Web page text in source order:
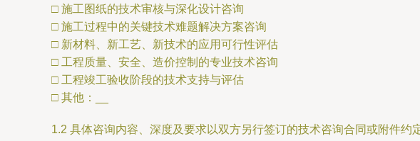
□ 施工图纸的技术审核与深化设计咨询
□ 施工过程中的关键技术难题解决方案咨询
□ 新材料、新工艺、新技术的应用可行性评估
□ 工程质量、安全、造价控制的专业技术咨询
□ 工程竣工验收阶段的技术支持与评估
□ 其他：
1.2 具体咨询内容、深度及要求以双方另行签订的技术咨询合同或附件约